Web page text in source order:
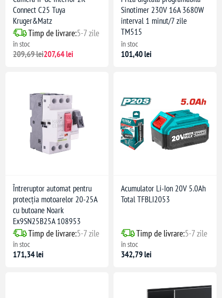
Connect C25 Tuya
Kruger&Matz
Timp de livrare:5-7 zile
în stoc
209,69 lei207,64 lei
Sinotimer 230V 16A 3680W
interval 1 minut/7 zile
TM515
în stoc
101,40 lei
Întreruptor automat pentru
protecția motoarelor 20-25A
cu butoane Noark
Ex9SN25B25A 108953
Timp de livrare:5-7 zile
în stoc
171,34 lei
Acumulator Li-Ion 20V 5.0Ah
Total TFBLI2053
Timp de livrare:5-7 zile
în stoc
342,79 lei